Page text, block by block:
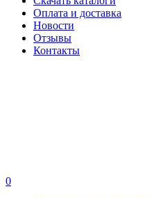
Оплата и доставка
Новости
Отзывы
Контакты
0